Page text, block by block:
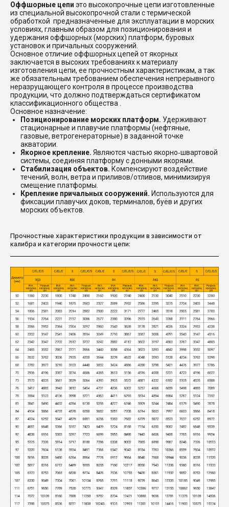
Оффшорные цепи это высокопрочные цепи изготовленные
из специальной высокопрочной стали с термической
обработкой предназначенные для эксплуатации в морских
условиях, главным образом для позиционирования и
удержания оффшорных (морских) платформ, буровых
установок и причальных сооружений.
Основное отличие оффшорных цепей от якорных
заключается в высоких требованиях к материалу
изготовления цепи, ее прочностным характеристикам, а так
же обязательным требованием обеспечения непрерывного
неразрущающего контроля в процессе производства
продукции, что должно подтверждаться сертификатом
классификационного общества .
Основное назначение:
Позиционирование морских платформ. Удерживают
стационарные и плавучие платформы (нефтяные,
газовые, ветрогенераторные) в заданной точке
акватории.
Якорное крепление. Являются частью якорно‑швартовой
системы, соединяя платформу с донными якорями.
Стабилизация объектов. Компенсируют воздействие
течений, волн, ветра и приливов/отливов, минимизируя
смещение платформы.
Крепление причальных сооружений. Используются для
фиксации плавучих доков, терминалов, буёв и других
морских объектов.
Прочностные характеристики продукции в зависимости от
калибра и категории прочности цепи: